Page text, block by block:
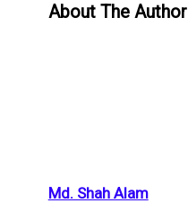
About The Author
Md. Shah Alam